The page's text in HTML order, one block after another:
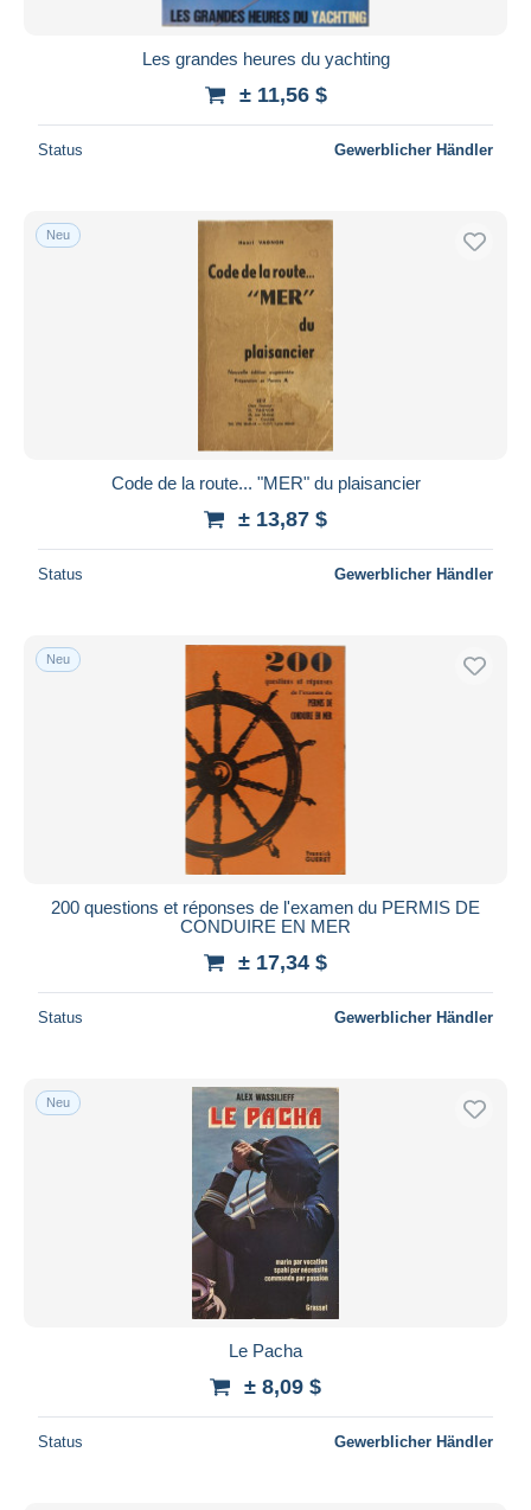
Les grandes heures du yachting
± 11,56 $
Status Gewerblicher Händler
Neu
Code de la route... "MER" du plaisancier
± 13,87 $
Status Gewerblicher Händler
Neu
200 questions et réponses de l'examen du PERMIS DE
CONDUIRE EN MER
± 17,34 $
Status Gewerblicher Händler
Neu
Le Pacha
± 8,09 $
Status Gewerblicher Händler